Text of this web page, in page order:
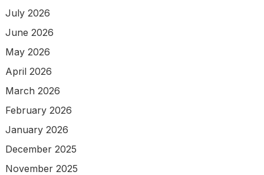
July 2026
June 2026
May 2026
April 2026
March 2026
February 2026
January 2026
December 2025
November 2025